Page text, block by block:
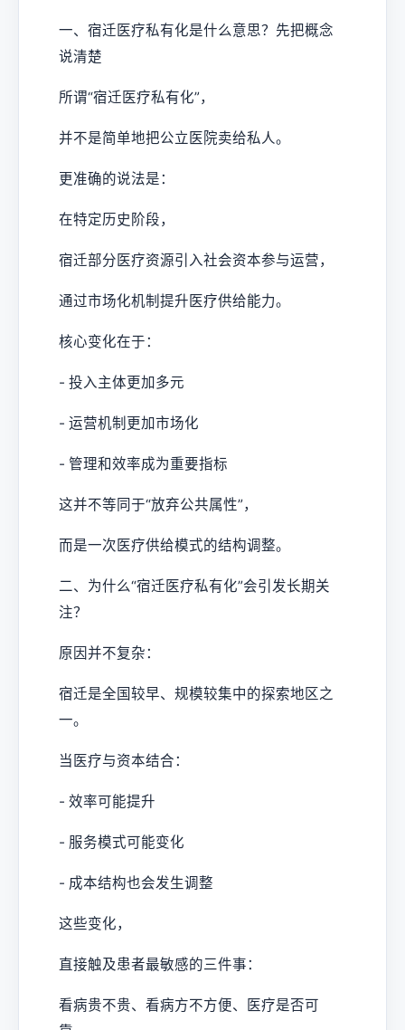
一、宿迁医疗私有化是什么意思？先把概念
说清楚
所谓“宿迁医疗私有化”，
并不是简单地把公立医院卖给私人。
更准确的说法是：
在特定历史阶段，
宿迁部分医疗资源引入社会资本参与运营，
通过市场化机制提升医疗供给能力。
核心变化在于：
- 投入主体更加多元
- 运营机制更加市场化
- 管理和效率成为重要指标
这并不等同于“放弃公共属性”，
而是一次医疗供给模式的结构调整。
二、为什么“宿迁医疗私有化”会引发长期关
注？
原因并不复杂：
宿迁是全国较早、规模较集中的探索地区之
一。
当医疗与资本结合：
- 效率可能提升
- 服务模式可能变化
- 成本结构也会发生调整
这些变化，
直接触及患者最敏感的三件事：
看病贵不贵、看病方不方便、医疗是否可